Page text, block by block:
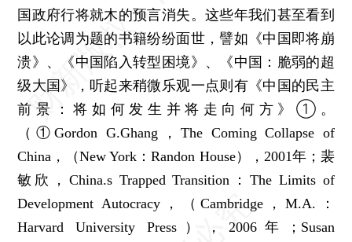
国政府行将就木的预言消失。这些年我们甚至看到
以此论调为题的书籍纷纷面世，譬如《中国即将崩
溃》、《中国陷入转型困境》、《中国：脆弱的超
级大国》，听起来稍微乐观一点则有《中国的民主
前景：将如何发生并将走向何方》①。
（①Gordon G.Ghang，The Coming Collapse of
China，（New York：Randon House），2001年；裴
敏欣，China.s Trapped Transition：The Limits of
Development Autocracy，（Cambridge，M.A.：
Harvard University Press），2006年；Susan